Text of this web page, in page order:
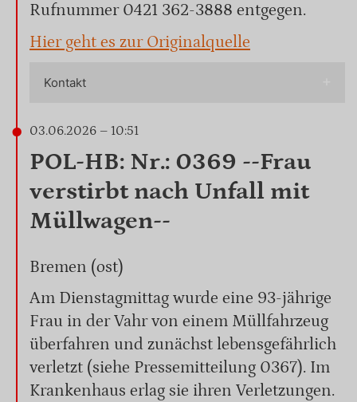
Rufnummer 0421 362-3888 entgegen.
Hier geht es zur Originalquelle
Kontakt
03.06.2026 – 10:51
POL-HB: Nr.: 0369 --Frau
verstirbt nach Unfall mit
Müllwagen--
Bremen (ost)
Am Dienstagmittag wurde eine 93-jährige
Frau in der Vahr von einem Müllfahrzeug
überfahren und zunächst lebensgefährlich
verletzt (siehe Pressemitteilung 0367). Im
Krankenhaus erlag sie ihren Verletzungen.